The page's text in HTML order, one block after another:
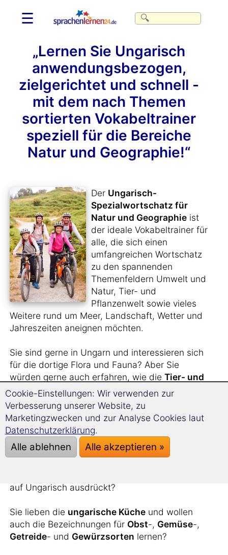
☰
„Lernen Sie Ungarisch
anwendungsbezogen,
zielgerichtet und schnell -
mit dem nach Themen
sortierten Vokabeltrainer
speziell für die Bereiche
Natur und Geographie!“
Der Ungarisch-
Spezialwortschatz für
Natur und Geographie ist
der ideale Vokabeltrainer für
alle, die sich einen
umfangreichen Wortschatz
zu den spannenden
Themenfeldern Umwelt und
Natur, Tier- und
Pflanzenwelt sowie vieles
Weitere rund um Meer, Landschaft, Wetter und
Jahreszeiten aneignen möchten.
Sie sind gerne in Ungarn und interessieren sich
für die dortige Flora und Fauna? Aber Sie
würden gerne auch erfahren, wie die Tier- und
Pflanzenartenauf Ungarisch heißen?
Sie sehen sich gernNaturfilme im Original an
und benötigen hierfür einen größeren
Wortschatz?
auf Ungarisch ausdrückt?
Sie lieben die ungarische Küche und wollen
auch die Bezeichnungen für Obst-, Gemüse-,
Getreide- und Gewürzsorten lernen?
Cookie-Einstellungen: Wir verwenden zur
Verbesserung unserer Website, zu
Marketingzwecken und zur Analyse Cookies laut
Datenschutzerklärung.
Alle ablehnen Alle akzeptieren »